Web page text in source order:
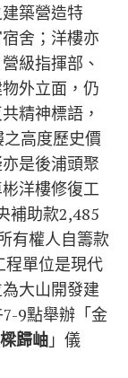
築營造特
舍；洋樓亦
級指揮部、
外立面，仍
精神標語，
高度歷史價
是後浦頭聚
洋樓修復工
補助款2,485
有權人自籌款
程單位是現代
大山開發建
9點舉辦「金
歸岫 」儀